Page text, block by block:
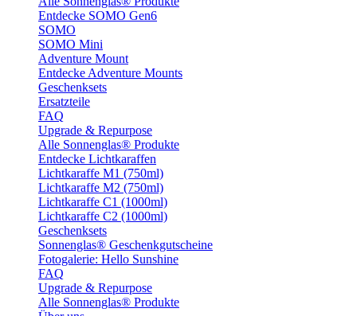
Entdecke SOMO Gen6
SOMO
SOMO Mini
Adventure Mount
Entdecke Adventure Mounts
Geschenksets
Ersatzteile
FAQ
Upgrade & Repurpose
Alle Sonnenglas® Produkte
Entdecke Lichtkaraffen
Lichtkaraffe M1 (750ml)
Lichtkaraffe M2 (750ml)
Lichtkaraffe C1 (1000ml)
Lichtkaraffe C2 (1000ml)
Geschenksets
Sonnenglas® Geschenkgutscheine
Fotogalerie: Hello Sunshine
FAQ
Upgrade & Repurpose
Alle Sonnenglas® Produkte